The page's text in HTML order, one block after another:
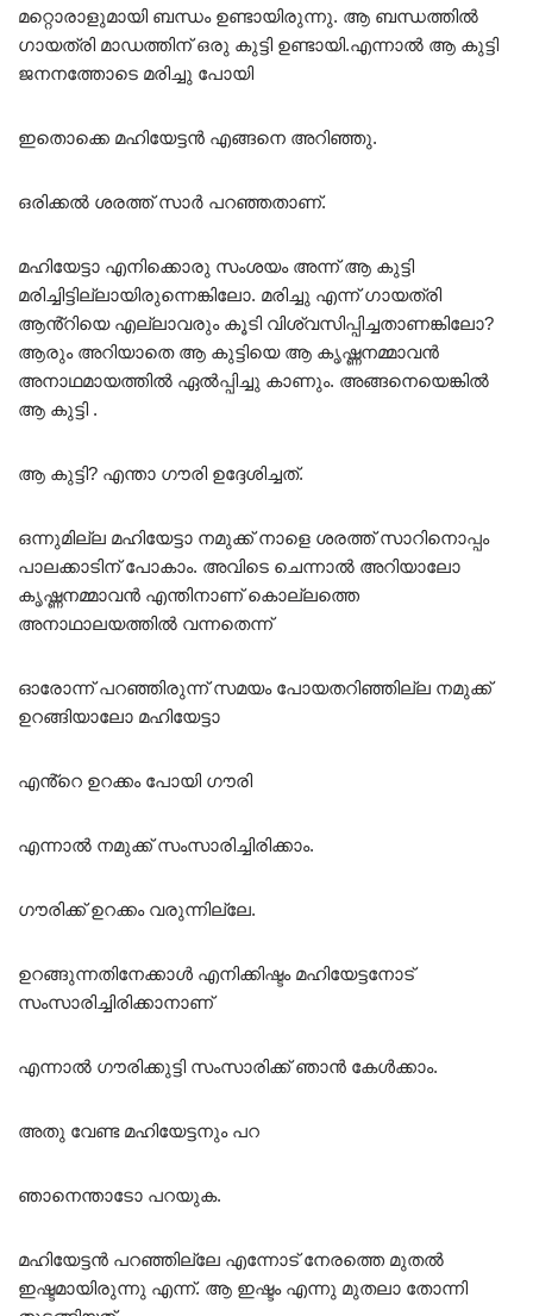
മറ്റൊരാളുമായി ബന്ധം ഉണ്ടായിരുന്നു. ആ ബന്ധത്തിൽ
ഗായത്രി മാഡത്തിന് ഒരു കുട്ടി ഉണ്ടായി.എന്നാൽ ആ കുട്ടി
ജനനത്തോടെ മരിച്ചു പോയി
ഇതൊക്കെ മഹിയേട്ടൻ എങ്ങനെ അറിഞ്ഞു.
ഒരിക്കൽ ശരത്ത് സാർ പറഞ്ഞതാണ്.
മഹിയേട്ടാ എനിക്കൊരു സംശയം അന്ന് ആ കുട്ടി
മരിച്ചിട്ടില്ലായിരുന്നെങ്കിലോ. മരിച്ചു എന്ന് ഗായത്രി
ആൻ്റിയെ എല്ലാവരും കൂടി വിശ്വസിപ്പിച്ചതാണങ്കിലോ?
ആരും അറിയാതെ ആ കുട്ടിയെ ആ കൃഷ്ണനമ്മാവൻ
അനാഥമായത്തിൽ ഏൽപ്പിച്ചു കാണും. അങ്ങനെയെങ്കിൽ
ആ കുട്ടി .
ആ കുട്ടി? എന്താ ഗൗരി ഉദ്ദേശിച്ചത്.
ഒന്നുമില്ല മഹിയേട്ടാ നമുക്ക് നാളെ ശരത്ത് സാറിനൊപ്പം
പാലക്കാടിന് പോകാം. അവിടെ ചെന്നാൽ അറിയാലോ
കൃഷ്ണനമ്മാവൻ എന്തിനാണ് കൊല്ലത്തെ
അനാഥാലയത്തിൽ വന്നതെന്ന്
ഓരോന്ന് പറഞ്ഞിരുന്ന് സമയം പോയതറിഞ്ഞില്ല നമുക്ക്
ഉറങ്ങിയാലോ മഹിയേട്ടാ
എൻ്റെ ഉറക്കം പോയി ഗൗരി
എന്നാൽ നമുക്ക് സംസാരിച്ചിരിക്കാം.
ഗൗരിക്ക് ഉറക്കം വരുന്നില്ലേ.
ഉറങ്ങുന്നതിനേക്കാൾ എനിക്കിഷ്ടം മഹിയേട്ടനോട്
സംസാരിച്ചിരിക്കാനാണ്
എന്നാൽ ഗൗരിക്കുട്ടി സംസാരിക്ക് ഞാൻ കേൾക്കാം.
അതു വേണ്ട മഹിയേട്ടനും പറ
ഞാനെന്താടോ പറയുക.
മഹിയേട്ടൻ പറഞ്ഞില്ലേ എന്നോട് നേരത്തെ മുതൽ
ഇഷ്ടമായിരുന്നു എന്ന്. ആ ഇഷ്ടം എന്നു മുതലാ തോന്നി